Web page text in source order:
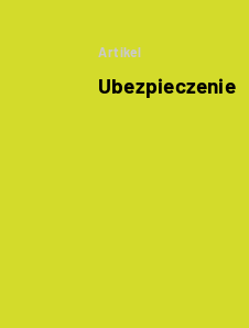
Artikel
Ubezpieczenie